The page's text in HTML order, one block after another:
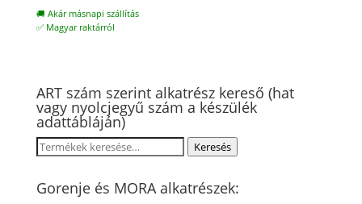
🚚 Akár másnapi szállítás
✅ Magyar raktárról
ART szám szerint alkatrész kereső (hat
vagy nyolcjegyű szám a készülék
adattábláján)
Keresés
következőre:
Keresés
Gorenje és MORA alkatrészek: